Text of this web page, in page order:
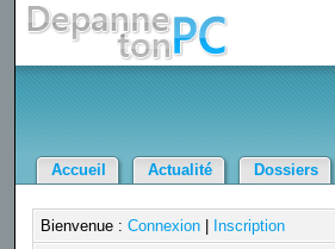
Accueil Actualité Dossiers
Bienvenue : Connexion|
Inscription